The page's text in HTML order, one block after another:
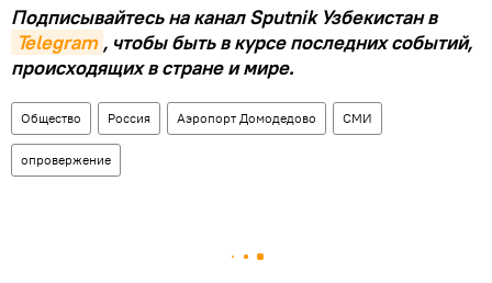
Подписывайтесь на канал Sputnik Узбекистан в
Telegram , чтобы быть в курсе последних событий,
происходящих в стране и мире.
Общество Россия Аэропорт Домодедово СМИ
опровержение